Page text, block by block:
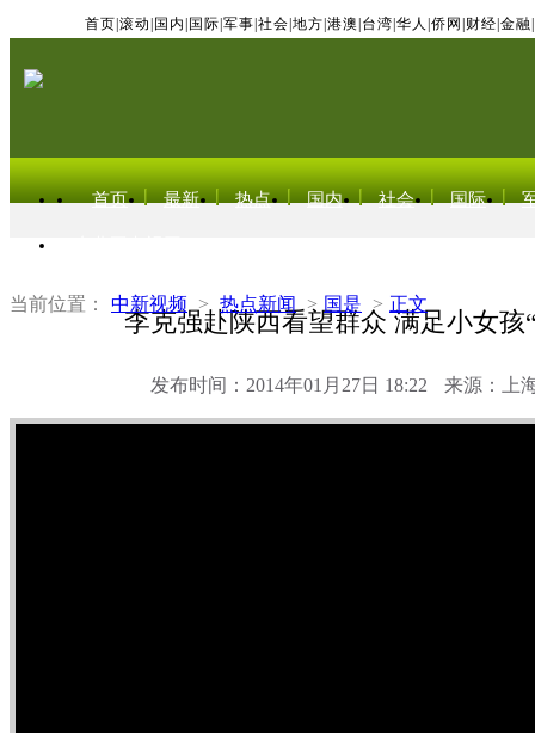
首页 滚动 国内 国际 军事 社会 地方 港澳 台湾 华人 侨网 财经 金融
首页 最新 热点 国内 社会 国际
当前位置： 中新视频 > 热点新闻 > 国是 > 正文
李克强赴陕西看望群众 满足小女孩
发布时间：2014年01月27日 18:22 来源：上